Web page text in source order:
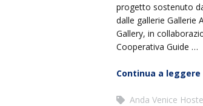
progetto sostenuto
dalle gallerie Gallerie
Gallery, in
Cooperativa Guide …
Continua a leggere
Anda Venice